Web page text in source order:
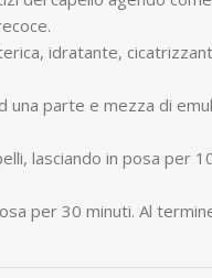
idratante,
parte e mezza di
lasciando in posa per
per 30 minuti. Al